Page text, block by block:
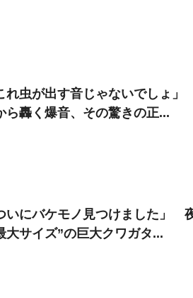
れ虫が出す音じゃないでしょ
ら轟く爆音、その驚きの正...
いにバケモノ見つけました」
大サイズ”の巨大クワガタ...